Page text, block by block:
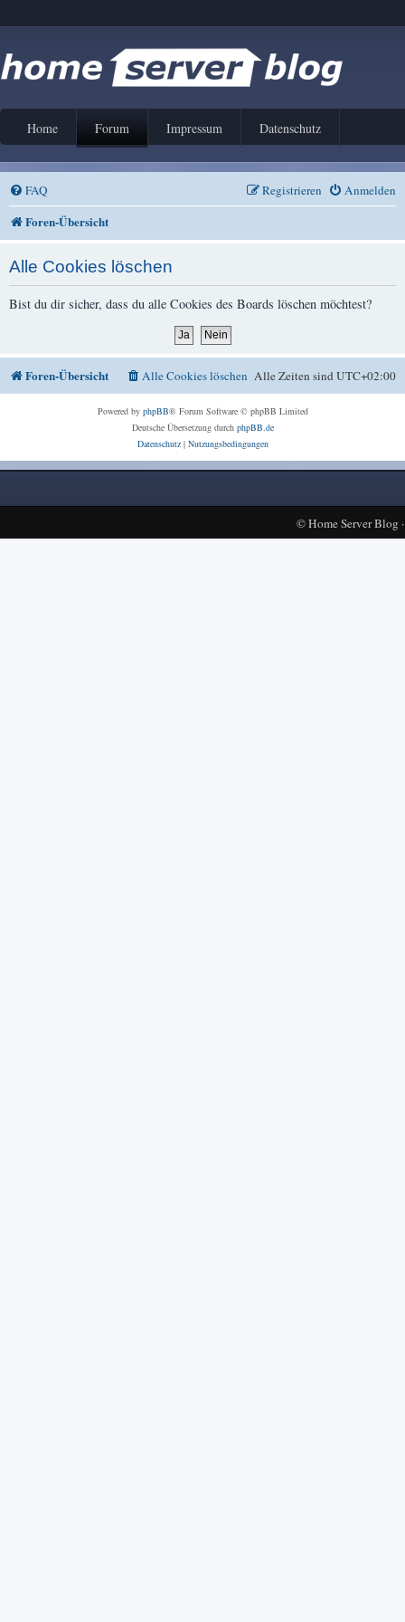
Home Forum Impressum Datenschutz
FAQ Anmelden
Registrieren
Foren-Übersicht
Alle Cookies löschen
Bist du dir sicher, dass du alle Cookies des Boards löschen möchtest?
Foren-Übersicht Alle Zeiten sindUTC+02:00
Alle Cookies löschen
Powered by phpBB® Forum Software © phpBB Limited
Deutsche Übersetzung durch phpBB.de
Datenschutz| Nutzungsbedingungen
©Home Server Blog